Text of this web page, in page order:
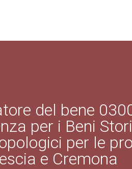
del bene
per i Beni
per le
e Cremona